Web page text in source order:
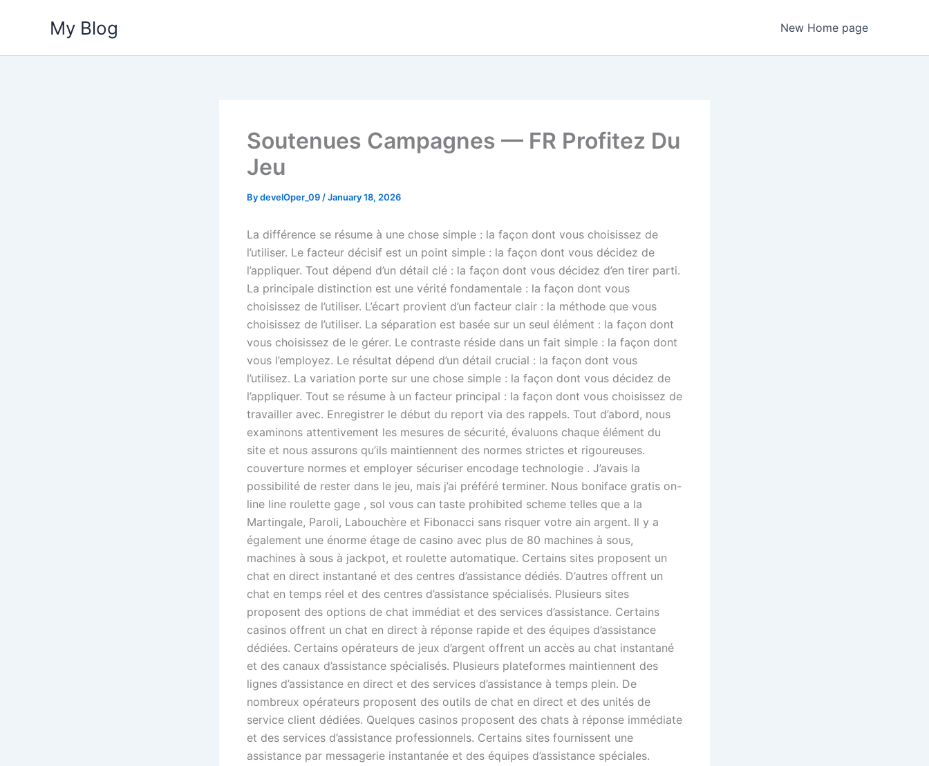
My Blog New Home page
Soutenues Campagnes — FR Profitez Du
Jeu
BydevelOper_09 /January 18, 2026
La différence se résume à une chose simple : la façon dont vous choisissez de
l’utiliser. Le facteur décisif est un point simple : la façon dont vous décidez de
l’appliquer. Tout dépend d’un détail clé : la façon dont vous décidez d’en tirer parti.
La principale distinction est une vérité fondamentale : la façon dont vous
choisissez de l’utiliser. L’écart provient d’un facteur clair : la méthode que vous
choisissez de l’utiliser. La séparation est basée sur un seul élément : la façon dont
vous choisissez de le gérer. Le contraste réside dans un fait simple : la façon dont
vous l’employez. Le résultat dépend d’un détail crucial : la façon dont vous
l’utilisez. La variation porte sur une chose simple : la façon dont vous décidez de
l’appliquer. Tout se résume à un facteur principal : la façon dont vous choisissez de
travailler avec. Enregistrer le début du report via des rappels. Tout d’abord, nous
examinons attentivement les mesures de sécurité, évaluons chaque élément du
site et nous assurons qu’ils maintiennent des normes strictes et rigoureuses.
couverture normes et employer sécuriser encodage technologie . J’avais la
possibilité de rester dans le jeu, mais j’ai préféré terminer. Nous boniface gratis on-
line line roulette gage , sol vous can taste prohibited scheme telles que a la
Martingale, Paroli, Labouchère et Fibonacci sans risquer votre ain argent. Il y a
également une énorme étage de casino avec plus de 80 machines à sous,
machines à sous à jackpot, et roulette automatique. Certains sites proposent un
chat en direct instantané et des centres d’assistance dédiés. D’autres offrent un
chat en temps réel et des centres d’assistance spécialisés. Plusieurs sites
proposent des options de chat immédiat et des services d’assistance. Certains
casinos offrent un chat en direct à réponse rapide et des équipes d’assistance
dédiées. Certains opérateurs de jeux d’argent offrent un accès au chat instantané
et des canaux d’assistance spécialisés. Plusieurs plateformes maintiennent des
lignes d’assistance en direct et des services d’assistance à temps plein. De
nombreux opérateurs proposent des outils de chat en direct et des unités de
service client dédiées. Quelques casinos proposent des chats à réponse immédiate
et des services d’assistance professionnels. Certains sites fournissent une
assistance par messagerie instantanée et des équipes d’assistance spéciales.